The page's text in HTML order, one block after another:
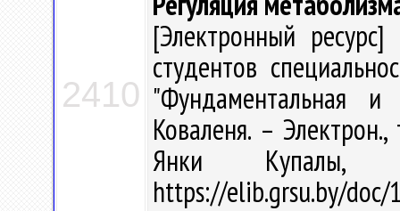
2410
[Электронный
студентов
"Фундаментальная
Коваленя. –
Янки
https://elib.grsu.by/